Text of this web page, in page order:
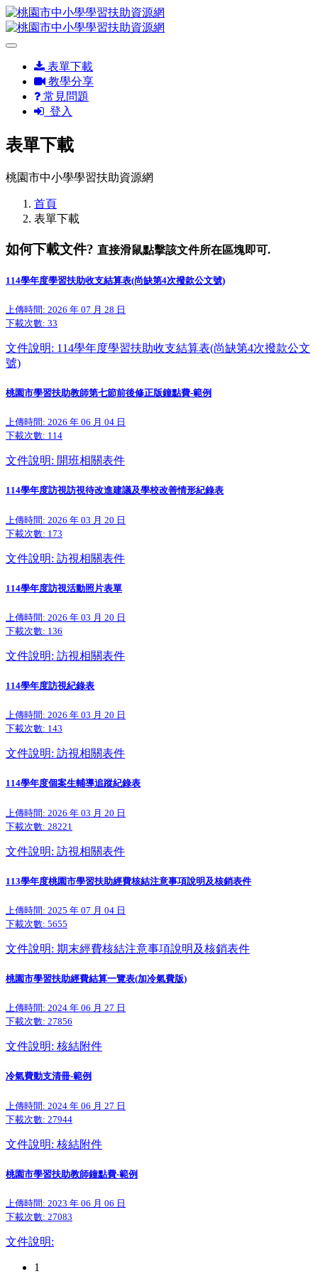
表單下載
教學分享
常見問題
登入
表單下載
桃園市中小學學習扶助資源網
首頁
表單下載
如何下載文件? 直接滑鼠點擊該文件所在區塊即可.
114學年度學習扶助收支結算表(尚缺第4次撥款公文號)
上傳時間: 2026 年 07 月 28 日
下載次數: 33
文件說明: 114學年度學習扶助收支結算表(尚缺第4次撥款公文
號)
桃園市學習扶助教師第七節前後修正版鐘點費-範例
上傳時間: 2026 年 06 月 04 日
下載次數: 114
文件說明: 開班相關表件
114學年度訪視訪視待改進建議及學校改善情形紀錄表
上傳時間: 2026 年 03 月 20 日
下載次數: 173
文件說明: 訪視相關表件
114學年度訪視活動照片表單
上傳時間: 2026 年 03 月 20 日
下載次數: 136
文件說明: 訪視相關表件
114學年度訪視紀錄表
上傳時間: 2026 年 03 月 20 日
下載次數: 143
文件說明: 訪視相關表件
114學年度個案生輔導追蹤紀錄表
上傳時間: 2026 年 03 月 20 日
下載次數: 28221
文件說明: 訪視相關表件
113學年度桃園市學習扶助經費核結注意事項說明及核銷表件
上傳時間: 2025 年 07 月 04 日
下載次數: 5655
文件說明: 期末經費核結注意事項說明及核銷表件
桃園市學習扶助經費結算一覽表(加冷氣費版)
上傳時間: 2024 年 06 月 27 日
下載次數: 27856
文件說明: 核結附件
冷氣費動支清冊-範例
上傳時間: 2024 年 06 月 27 日
下載次數: 27944
文件說明: 核結附件
桃園市學習扶助教師鐘點費-範例
上傳時間: 2023 年 06 月 06 日
下載次數: 27083
文件說明:
1